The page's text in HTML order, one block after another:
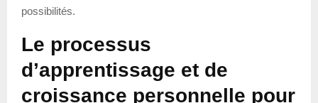
possibilités.
Le processus
d’apprentissage et de
croissance personnelle pour